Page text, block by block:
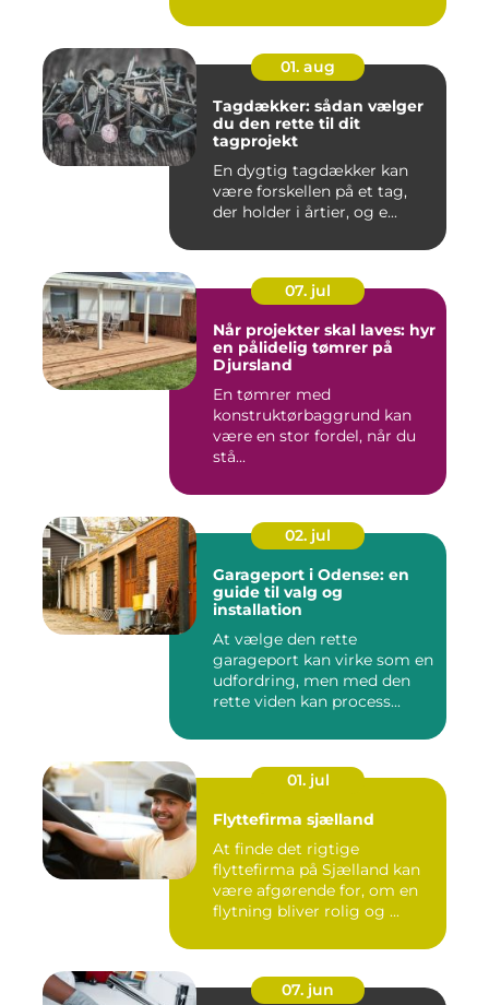
01. aug
Tagdækker: sådan vælger
du den rette til dit
tagprojekt
En dygtig tagdækker kan
være forskellen på et tag,
der holder i årtier, og e...
07. jul
Når projekter skal laves: hyr
en pålidelig tømrer på
Djursland
En tømrer med
konstruktørbaggrund kan
være en stor fordel, når du
stå...
02. jul
Garageport i Odense: en
guide til valg og
installation
At vælge den rette
garageport kan virke som en
udfordring, men med den
rette viden kan process...
01. jul
Flyttefirma sjælland
At finde det rigtige
flyttefirma på Sjælland kan
være afgørende for, om en
flytning bliver rolig og ...
07. jun